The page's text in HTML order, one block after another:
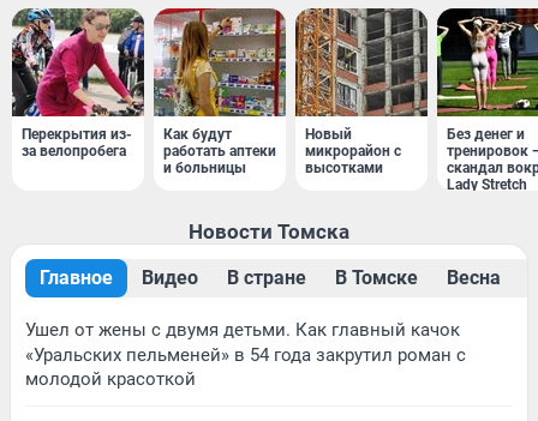
Перекрытия из-
за велопробега
Как будут
работать аптеки
и больницы
Новый
микрорайон с
высотками
Без денег и
тренировок
скандал
Lady Stretch
Новости Томска
Главное Видео В стране В Томске Весна
Ушел от жены с двумя детьми. Как главный качок
«Уральских пельменей» в 54 года закрутил роман с
молодой красоткой